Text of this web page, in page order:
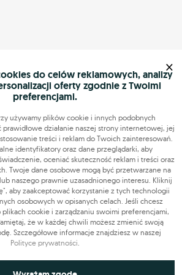
do celów reklamowych, analizy
oferty zgodnie z Twoimi
preferencjami.
używamy plików cookie i innych podobnych
działanie naszej strony internetowej, jej
treści i reklam do Twoich zainteresowań.
identyfikatory oraz dane przeglądarki, aby
oceniać skuteczność reklam i treści oraz
Twoje dane osobowe mogą być przetwarzane na
naszego prawnie uzasadnionego interesu. Kliknij
aby zaakceptować korzystanie z tych technologii
osobowych w opisanych celach. Jeśli chcesz
cookie i zarządzaniu swoimi preferencjami,
że w każdej chwili możesz zmienić swoją
Szczegółowe informacje znajdziesz w naszej
Polityce prywatności.
strony
×